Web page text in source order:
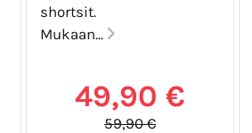
shortsit.
Mukaan...
49,90 €
59,90 €